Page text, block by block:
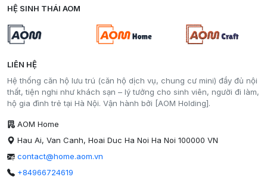
LIÊN HỆ
Hệ thống căn hộ lưu trú (căn hộ dịch vụ, chung cư mini) đầy đủ nội
thất, tiện nghi như khách sạn – lý tưởng cho sinh viên, người đi làm,
hộ gia đình trẻ tại Hà Nội. Vận hành bởi [AOM Holding].
AOM Home
Hau Ai, Van Canh, Hoai Duc Ha Noi Ha Noi 100000 VN
contact@home.aom.vn
+84966724619
HỆ SINH THÁI AOM